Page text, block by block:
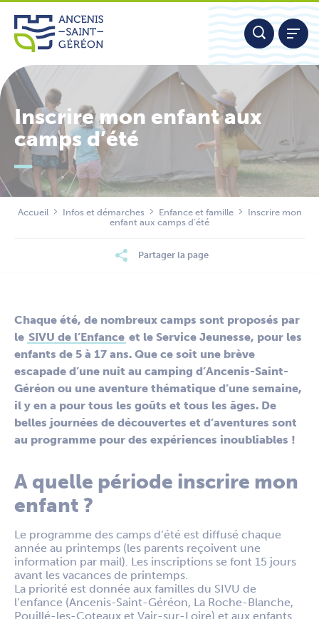
Aller
contenu
Nous contacter
Inscrire mon enfant aux
camps d’été
Accueil Infos et démarches Enfance et famille
Inscrire mon
enfant aux camps d’été
Partager la page
Chaque été, de nombreux camps sont proposés par
le SIVU de l’Enfance et le Service Jeunesse, pour les
enfants de 5 à 17 ans. Que ce soit une brève
escapade d’une nuit au camping d’Ancenis-Saint-
Géréon ou une aventure thématique d’une semaine,
il y en a pour tous les goûts et tous les âges. De
belles journées de découvertes et d’aventures sont
au programme pour des expériences inoubliables !
A quelle période inscrire mon
enfant ?
Le programme des camps d’été est diffusé chaque
année au printemps (les parents reçoivent une
information par mail). Les inscriptions se font 15 jours
avant les vacances de printemps.
La priorité est donnée aux familles du SIVU de
l’enfance (Ancenis-Saint-Géréon, La Roche-Blanche,
Pouillé-les-Coteaux et Vair-sur-Loire) et aux enfants
Panneau de gestion des cookies